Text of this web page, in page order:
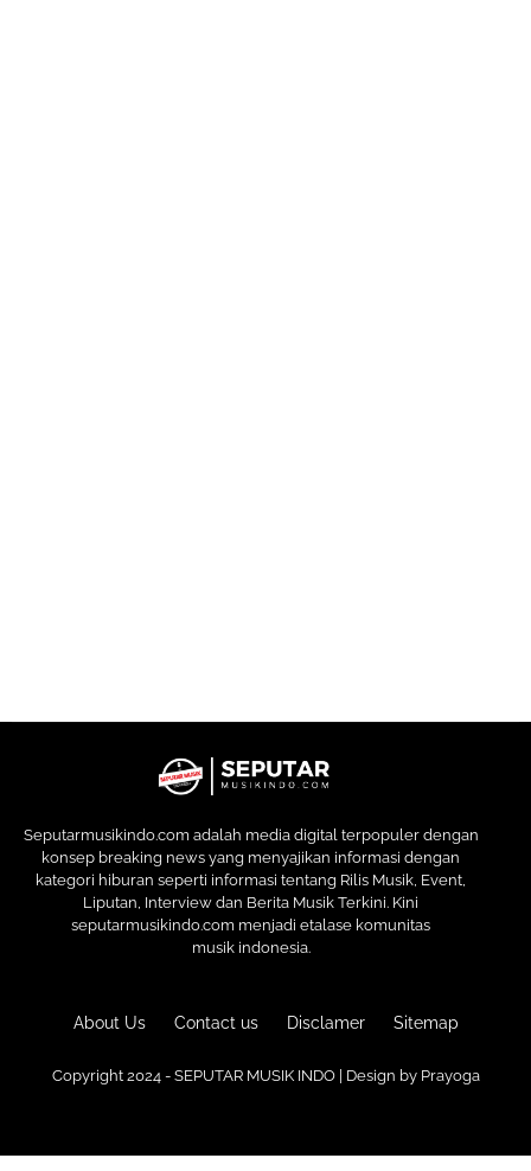
Seputarmusikindo.com adalah media digital terpopuler dengan
konsep breaking news yang menyajikan informasi dengan
kategori hiburan seperti informasi tentang Rilis Musik, Event,
Liputan, Interview dan Berita Musik Terkini. Kini
seputarmusikindo.com menjadi etalase komunitas
musik indonesia.
Copyright 2024 - SEPUTAR MUSIK INDO | Design by Prayoga
About Us Contact us Disclamer Sitemap